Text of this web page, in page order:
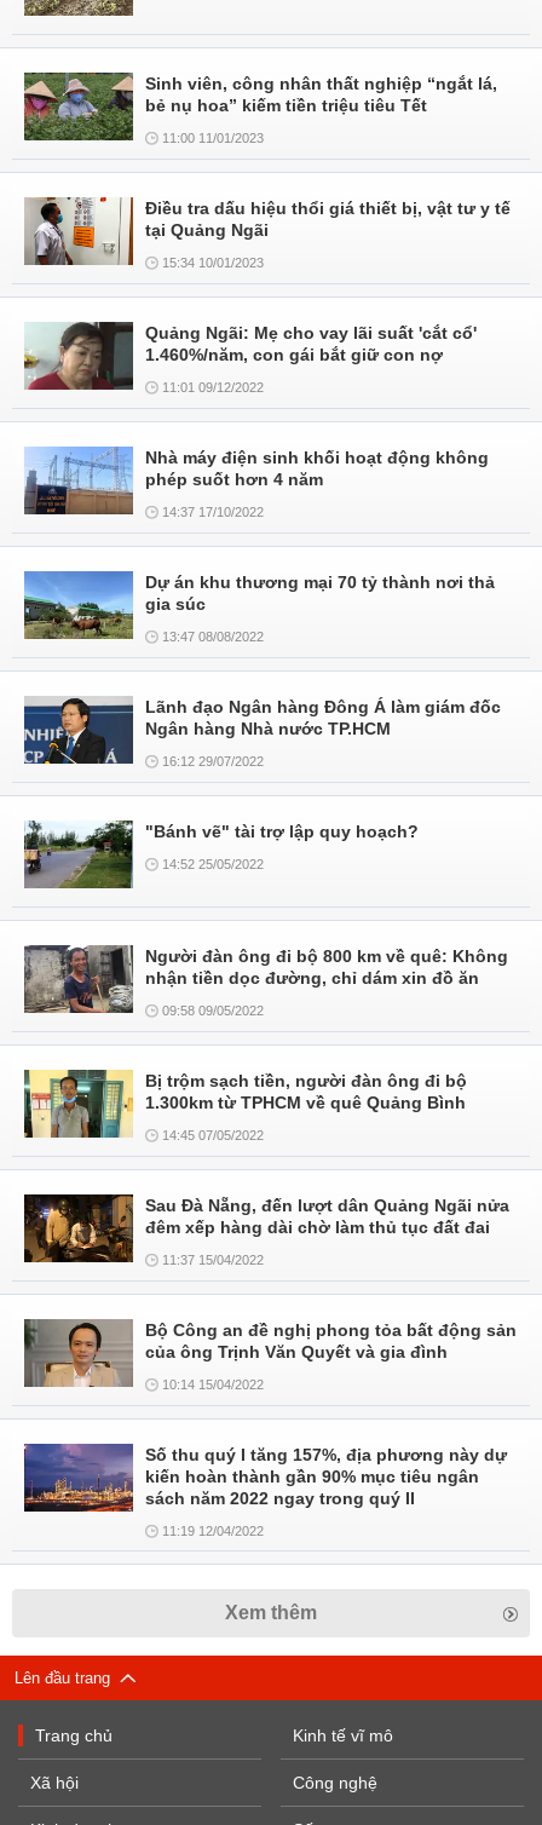
Sinh viên, công nhân thất nghiệp “ngắt lá,
bẻ nụ hoa” kiếm tiền triệu tiêu Tết
11:00 11/01/2023
Điều tra dấu hiệu thổi giá thiết bị, vật tư y tế
tại Quảng Ngãi
15:34 10/01/2023
Quảng Ngãi: Mẹ cho vay lãi suất 'cắt cổ'
1.460%/năm, con gái bắt giữ con nợ
11:01 09/12/2022
Nhà máy điện sinh khối hoạt động không
phép suốt hơn 4 năm
14:37 17/10/2022
Dự án khu thương mại 70 tỷ thành nơi thả
gia súc
13:47 08/08/2022
Lãnh đạo Ngân hàng Đông Á làm giám đốc
Ngân hàng Nhà nước TP.HCM
16:12 29/07/2022
"Bánh vẽ" tài trợ lập quy hoạch?
14:52 25/05/2022
Người đàn ông đi bộ 800 km về quê: Không
nhận tiền dọc đường, chỉ dám xin đồ ăn
09:58 09/05/2022
Bị trộm sạch tiền, người đàn ông đi bộ
1.300km từ TPHCM về quê Quảng Bình
14:45 07/05/2022
Sau Đà Nẵng, đến lượt dân Quảng Ngãi nửa
đêm xếp hàng dài chờ làm thủ tục đất đai
11:37 15/04/2022
Bộ Công an đề nghị phong tỏa bất động sản
của ông Trịnh Văn Quyết và gia đình
10:14 15/04/2022
Số thu quý I tăng 157%, địa phương này dự
kiến hoàn thành gần 90% mục tiêu ngân
sách năm 2022 ngay trong quý II
11:19 12/04/2022
Xem thêm
Lên đầu trang
Trang chủ
Xã hội
Kinh tế vĩ mô
Công nghệ